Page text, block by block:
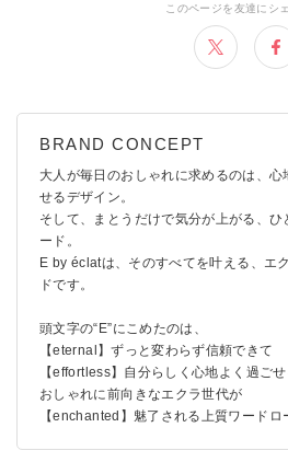
大人が毎日のおしゃれに求めるのは、
せるデザイン。
そして、まとうだけで気分が上がる、
ード。
E by éclatは、そのすべてを叶える、エ
ドです。
頭文字の“E”にこめたのは、
【eternal】ずっと変わらず信頼できて
【effortless】自分らしく心地よく過ご
おしゃれに前向きなエクラ世代が
【enchanted】魅了される上質ワードロ